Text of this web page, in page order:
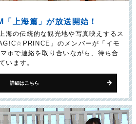
上海篇」が放送開始！
海の伝統的な観光地や写真映えするス
」のメンバーが「イモ
ホで連絡を取り合いながら、待ち合
います。
詳細はこちら